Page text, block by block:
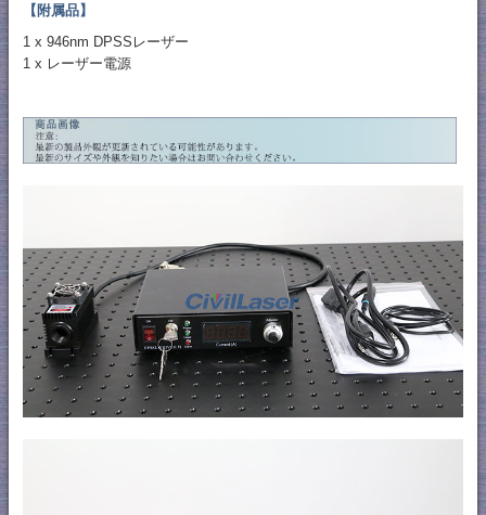
【附属品】
1 x 946nm DPSSレーザー
1 x レーザー電源